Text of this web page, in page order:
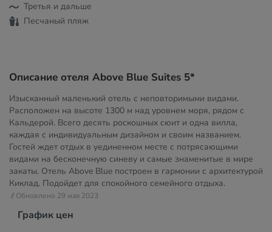
Третья и дальше
Песчаный пляж
Описание отеля Above Blue Suites 5*
Изысканный маленький отель с неповторимыми видами.
Расположен на высоте 1300 м над уровнем моря, рядом с
Кальдерой. Всего десять роскошных сюит и одна вилла,
каждая с индивидуальным дизайном и своим названием.
Гостей ждет отдых в уединенном месте с потрясающими
видами на бесконечную синеву и самые знаменитые в мире
закаты. Отель Above Blue построен в гармонии с архитектурой
Киклад. Подойдет для спокойного семейного отдыха.
// Обновлено 29 мая 2023
График цен